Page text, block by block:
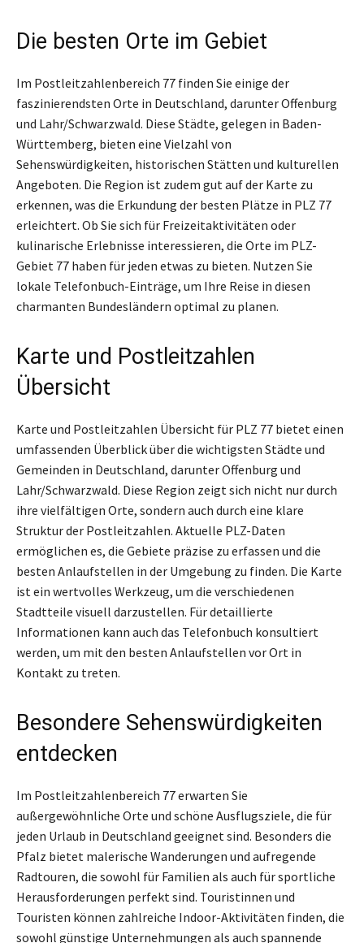
Die besten Orte im Gebiet
Im Postleitzahlenbereich 77 finden Sie einige der
faszinierendsten Orte in Deutschland, darunter Offenburg
und Lahr/Schwarzwald. Diese Städte, gelegen in Baden-
Württemberg, bieten eine Vielzahl von
Sehenswürdigkeiten, historischen Stätten und kulturellen
Angeboten. Die Region ist zudem gut auf der Karte zu
erkennen, was die Erkundung der besten Plätze in PLZ 77
erleichtert. Ob Sie sich für Freizeitaktivitäten oder
kulinarische Erlebnisse interessieren, die Orte im PLZ-
Gebiet 77 haben für jeden etwas zu bieten. Nutzen Sie
lokale Telefonbuch-Einträge, um Ihre Reise in diesen
charmanten Bundesländern optimal zu planen.
Karte und Postleitzahlen
Übersicht
Karte und Postleitzahlen Übersicht für PLZ 77 bietet einen
umfassenden Überblick über die wichtigsten Städte und
Gemeinden in Deutschland, darunter Offenburg und
Lahr/Schwarzwald. Diese Region zeigt sich nicht nur durch
ihre vielfältigen Orte, sondern auch durch eine klare
Struktur der Postleitzahlen. Aktuelle PLZ-Daten
ermöglichen es, die Gebiete präzise zu erfassen und die
besten Anlaufstellen in der Umgebung zu finden. Die Karte
ist ein wertvolles Werkzeug, um die verschiedenen
Stadtteile visuell darzustellen. Für detaillierte
Informationen kann auch das Telefonbuch konsultiert
werden, um mit den besten Anlaufstellen vor Ort in
Kontakt zu treten.
Besondere Sehenswürdigkeiten
entdecken
Im Postleitzahlenbereich 77 erwarten Sie
außergewöhnliche Orte und schöne Ausflugsziele, die für
jeden Urlaub in Deutschland geeignet sind. Besonders die
Pfalz bietet malerische Wanderungen und aufregende
Radtouren, die sowohl für Familien als auch für sportliche
Herausforderungen perfekt sind. Touristinnen und
Touristen können zahlreiche Indoor-Aktivitäten finden, die
sowohl günstige Unternehmungen als auch spannende